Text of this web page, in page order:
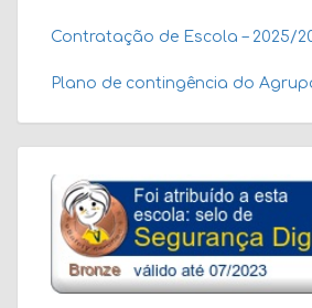
Contratação de Escola – 2025/
Plano de contingência do